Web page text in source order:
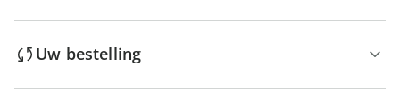
Uw bestelling